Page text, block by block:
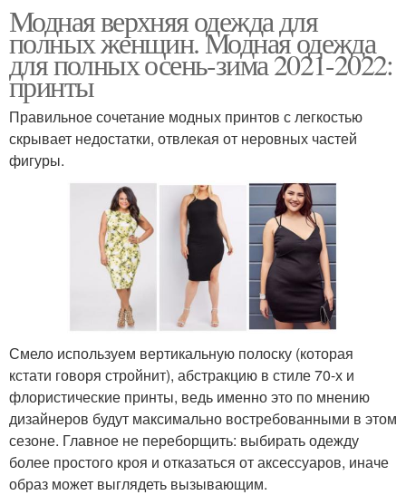
Модная верхняя одежда для
полных женщин. Модная одежда
для полных осень-зима 2021-2022:
принты
Правильное сочетание модных принтов с легкостью
скрывает недостатки, отвлекая от неровных частей
фигуры.
Смело используем вертикальную полоску (которая
кстати говоря стройнит), абстракцию в стиле 70-х и
флористические принты, ведь именно это по мнению
дизайнеров будут максимально востребованными в этом
сезоне. Главное не переборщить: выбирать одежду
более простого кроя и отказаться от аксессуаров, иначе
образ может выглядеть вызывающим.